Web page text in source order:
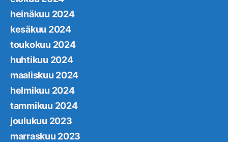
heinäkuu 2024
kesäkuu 2024
toukokuu 2024
huhtikuu 2024
maaliskuu 2024
helmikuu 2024
tammikuu 2024
joulukuu 2023
marraskuu 2023